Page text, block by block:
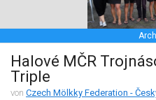
Halové MČR
Triple
von Czech Mölkky Federation -
21. Jan. 2018 |Frankreich
Individuel du Garo
21. Jan. 2018|Frankreich
Tournoi d'Hiver